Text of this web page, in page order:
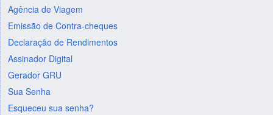
Agência de Viagem
Emissão de Contra-cheques
Declaração de Rendimentos
Assinador Digital
Gerador GRU
Sua Senha
Esqueceu sua senha?